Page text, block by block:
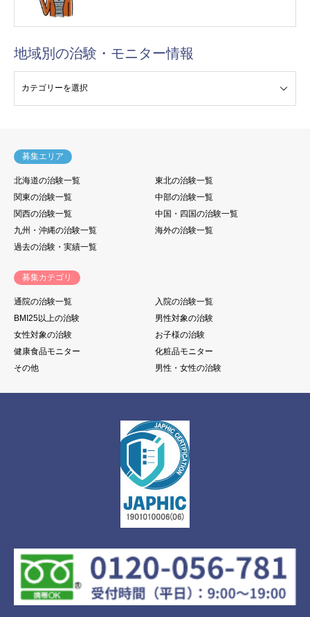
地域別の治験・モニター情報
募集エリア
北海道の治験一覧
東北の治験一覧
関東の治験一覧
中部の治験一覧
関西の治験一覧
中国・四国の治験一覧
九州・沖縄の治験一覧
海外の治験一覧
過去の治験・実績一覧
募集カテゴリ
通院の治験一覧
入院の治験一覧
BMI25以上の治験
男性対象の治験
女性対象の治験
お子様の治験
健康食品モニター
化粧品モニター
その他
男性・女性の治験